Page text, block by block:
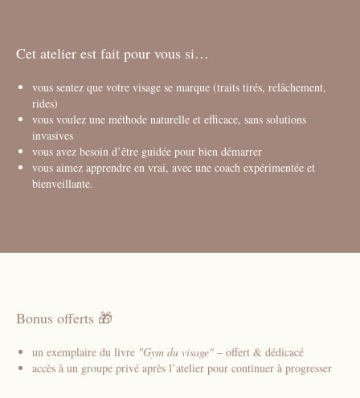
Cet atelier est fait pour vous si…
vous sentez que votre visage se marque (traits tirés, relâchement,
rides)
vous voulez une méthode naturelle et efficace, sans solutions
invasives
vous avez besoin d’être guidée pour bien démarrer
vous aimez apprendre en vrai, avec une coach expérimentée et
bienveillante.
Bonus offerts 🎁
un exemplaire du livre "Gym du visage" – offert & dédicacé
accès à un groupe privé après l’atelier pour continuer à progresser